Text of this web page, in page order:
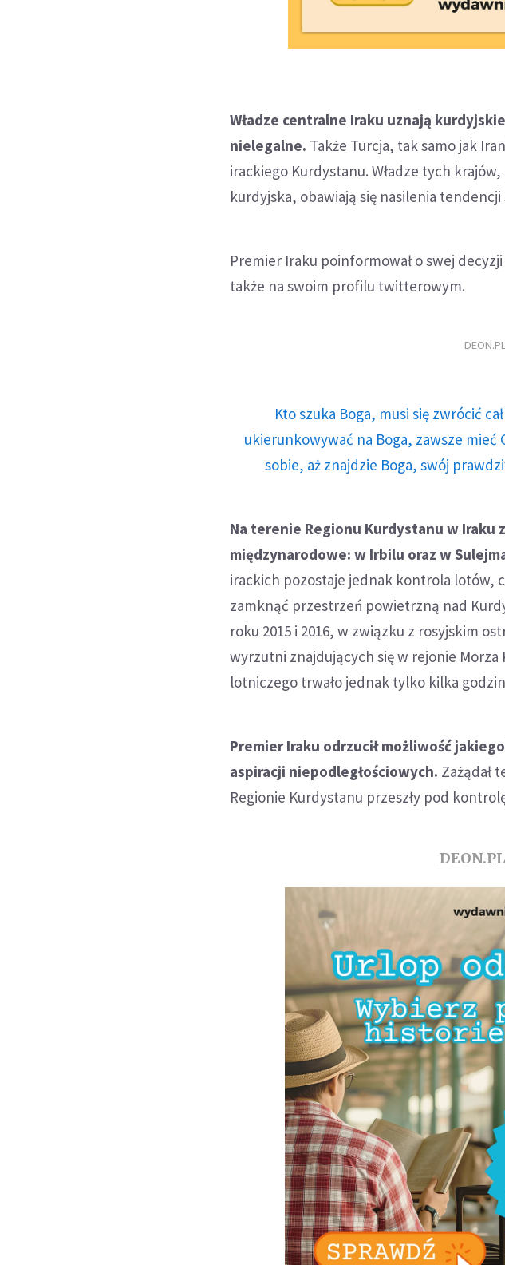
Władze centralne Iraku uznają
nielegalne. Także Turcja, tak samo jak
irackiego Kurdystanu. Władze tych
kurdyjska, obawiają się nasilenia
Premier Iraku poinformował o swej
także na swoim profilu twitterowym.
Kto szuka Boga, musi się zwrócić
ukierunkowywać na Boga, zawsze
sobie, aż znajdzie Boga, swój
Na terenie Regionu Kurdystanu w Iraku
międzynarodowe: w Irbilu oraz w
irackich pozostaje jednak kontrola lotów,
zamknąć przestrzeń powietrzną nad
roku 2015 i 2016, w związku z rosyjskim
wyrzutni znajdujących się w rejonie
lotniczego trwało jednak tylko kilka
Premier Iraku odrzucił możliwość
aspiracji niepodległościowych. Zażądał
Regionie Kurdystanu przeszły pod